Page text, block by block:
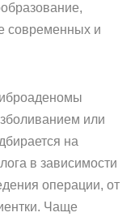
современных и
или
на
в зависимости
операции, от
Чаще